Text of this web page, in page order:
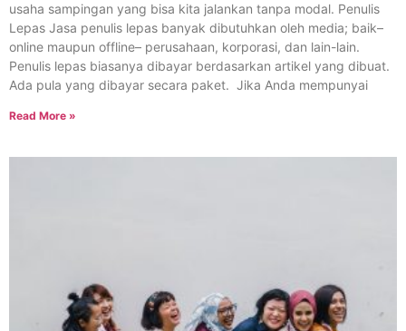
usaha sampingan yang bisa kita jalankan tanpa modal. Penulis
Lepas Jasa penulis lepas banyak dibutuhkan oleh media; baik–
online maupun offline– perusahaan, korporasi, dan lain-lain.
Penulis lepas biasanya dibayar berdasarkan artikel yang dibuat.
Ada pula yang dibayar secara paket. Jika Anda mempunyai
Read More »